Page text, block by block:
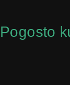
Pogosto